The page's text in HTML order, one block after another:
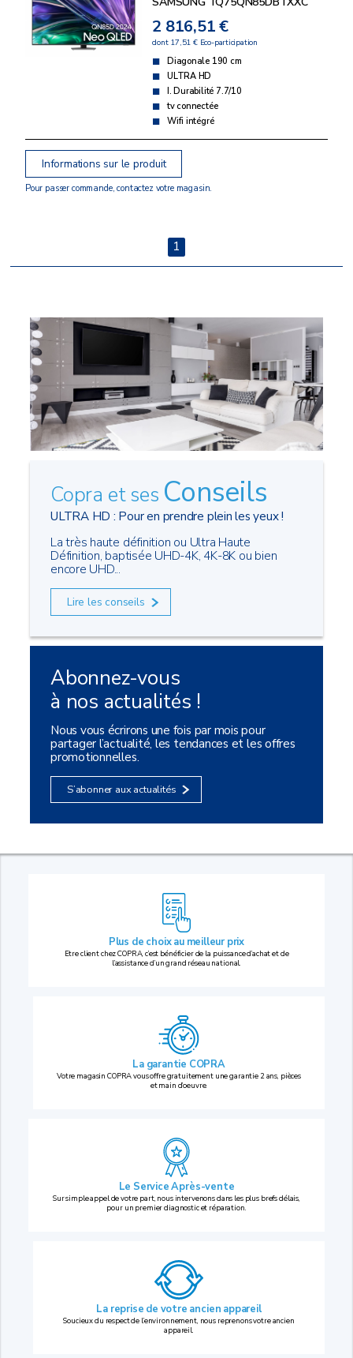
2 816,51 €
dont 17,51 € Eco-participation
Diagonale 190 cm
ULTRA HD
I. Durabilité 7.7/10
tv connectée
Wifi intégré
Informations sur le produit
Pour passer commande, contactez votre magasin.
1
Copra et ses Conseils
ULTRA HD : Pour en prendre plein les yeux !
La très haute définition ou Ultra Haute
Définition, baptisée UHD-4K, 4K-8K ou bien
encore UHD...
Lire les conseils
Abonnez-vous
à nos actualités !
Nous vous écrirons une fois par mois pour
partager l’actualité, les tendances et les offres
promotionnelles.
S’abonner aux actualités
Plus de choix au meilleur prix
Etre client chez COPRA, c’est bénéficier de la puissance d’achat et de
l’assistance d’un grand réseau national.
La garantie COPRA
Votre magasin COPRA vous offre gratuitement une garantie 2 ans, pièces
et main d’oeuvre.
Le Service Après-vente
Sur simple appel de votre part, nous intervenons dans les plus brefs délais,
pour un premier diagnostic et réparation.
La reprise de votre ancien appareil
Soucieux du respect de l’environnement, nous reprenons votre ancien
appareil.